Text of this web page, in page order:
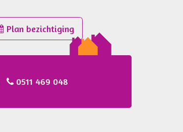
Plan bezichtiging
0511 469 048